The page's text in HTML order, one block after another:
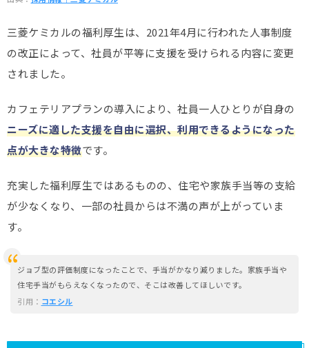
三菱ケミカルの福利厚生は、2021年4月に行われた人事制度
の改正によって、社員が平等に支援を受けられる内容に変更
されました。
カフェテリアプランの導入により、社員一人ひとりが自身の
ニーズに適した支援を自由に選択、利用できるようになった
点が大きな特徴です。
充実した福利厚生ではあるものの、住宅や家族手当等の支給
が少なくなり、一部の社員からは不満の声が上がっていま
す。
ジョブ型の評価制度になったことで、手当がかなり減りました。家族手当や
住宅手当がもらえなくなったので、そこは改善してほしいです。
引用： コエシル